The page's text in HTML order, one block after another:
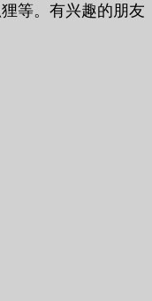
等。有兴趣的朋友